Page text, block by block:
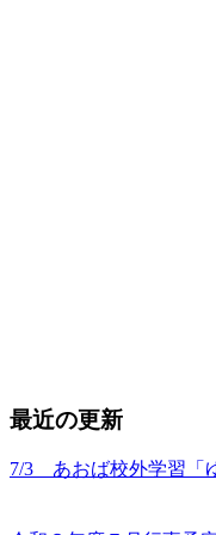
最近の更新
7/3 あおば校外学習「